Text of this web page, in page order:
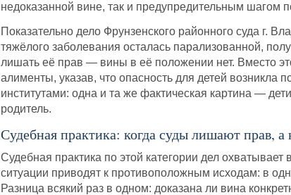
недоказанной вине, так и предупредительным шагом
Показательно дело Фрунзенского районного суда г.
тяжёлого заболевания осталась парализованной,
лишать её прав — вины в её положении нет. Вместо
алименты, указав, что опасность для детей возникла
институтами: одна и та же фактическая картина —
родитель.
Судебная практика: когда суды лишают прав, а
Судебная практика по этой категории дел
ситуации приводят к противоположным исходам: в
Разница всякий раз в одном: доказана ли вина